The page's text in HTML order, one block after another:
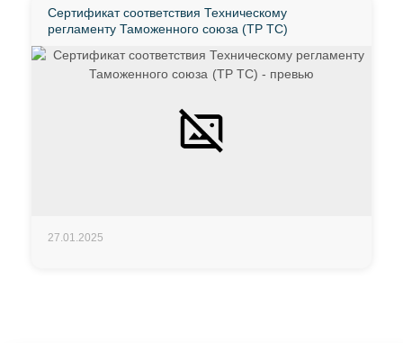
Сертификат соответствия Техническому
регламенту Таможенного союза (ТР ТС)
27.01.2025